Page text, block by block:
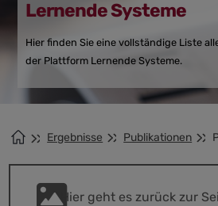
Lernende Systeme
Hier finden Sie eine vollständige Liste
der Plattform Lernende Systeme.
Ergebnisse Publikationen
Hier geht es zurück zur